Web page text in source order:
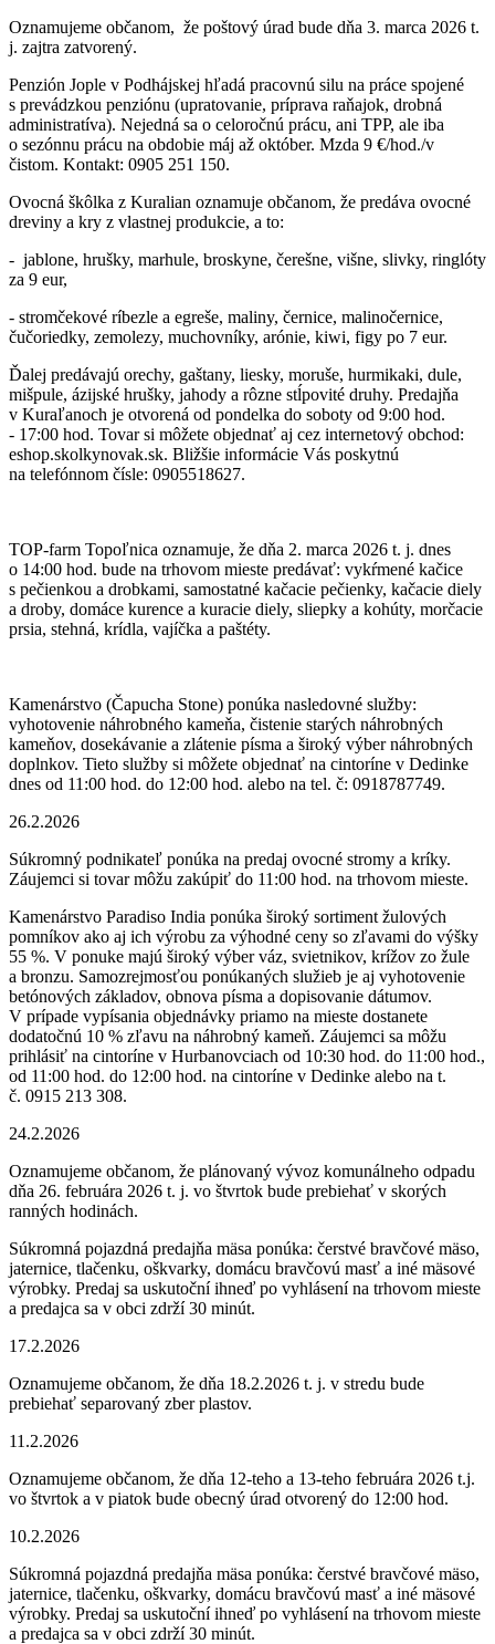
Oznamujeme občanom, že poštový úrad bude dňa 3. marca 2026 t.
j. zajtra zatvorený.
Penzión Jople v Podhájskej hľadá pracovnú silu na práce spojené
s prevádzkou penziónu (upratovanie, príprava raňajok, drobná
administratíva). Nejedná sa o celoročnú prácu, ani TPP, ale iba
o sezónnu prácu na obdobie máj až október. Mzda 9 €/hod./v
čistom. Kontakt: 0905 251 150.
Ovocná škôlka z Kuralian oznamuje občanom, že predáva ovocné
dreviny a kry z vlastnej produkcie, a to:
- jablone, hrušky, marhule, broskyne, čerešne, višne, slivky, ringlóty
za 9 eur,
- stromčekové ríbezle a egreše, maliny, černice, malinočernice,
čučoriedky, zemolezy, muchovníky, arónie, kiwi, figy po 7 eur.
Ďalej predávajú orechy, gaštany, liesky, moruše, hurmikaki, dule,
mišpule, ázijské hrušky, jahody a rôzne stĺpovité druhy. Predajňa
v Kuraľanoch je otvorená od pondelka do soboty od 9:00 hod.
- 17:00 hod. Tovar si môžete objednať aj cez internetový obchod:
eshop.skolkynovak.sk. Bližšie informácie Vás poskytnú
na telefónnom čísle: 0905518627.
TOP-farm Topoľnica oznamuje, že dňa 2. marca 2026 t. j. dnes
o 14:00 hod. bude na trhovom mieste predávať: vykŕmené kačice
s pečienkou a drobkami, samostatné kačacie pečienky, kačacie diely
a droby, domáce kurence a kuracie diely, sliepky a kohúty, morčacie
prsia, stehná, krídla, vajíčka a paštéty.
Kamenárstvo (Čapucha Stone) ponúka nasledovné služby:
vyhotovenie náhrobného kameňa, čistenie starých náhrobných
kameňov, dosekávanie a zlátenie písma a široký výber náhrobných
doplnkov. Tieto služby si môžete objednať na cintoríne v Dedinke
dnes od 11:00 hod. do 12:00 hod. alebo na tel. č: 0918787749.
26.2.2026
Súkromný podnikateľ ponúka na predaj ovocné stromy a kríky.
Záujemci si tovar môžu zakúpiť do 11:00 hod. na trhovom mieste.
Kamenárstvo Paradiso India ponúka široký sortiment žulových
pomníkov ako aj ich výrobu za výhodné ceny so zľavami do výšky
55 %. V ponuke majú široký výber váz, svietnikov, krížov zo žule
a bronzu. Samozrejmosťou ponúkaných služieb je aj vyhotovenie
betónových základov, obnova písma a dopisovanie dátumov.
V prípade vypísania objednávky priamo na mieste dostanete
dodatočnú 10 % zľavu na náhrobný kameň. Záujemci sa môžu
prihlásiť na cintoríne v Hurbanovciach od 10:30 hod. do 11:00 hod.,
od 11:00 hod. do 12:00 hod. na cintoríne v Dedinke alebo na t.
č. 0915 213 308.
24.2.2026
Oznamujeme občanom, že plánovaný vývoz komunálneho odpadu
dňa 26. februára 2026 t. j. vo štvrtok bude prebiehať v skorých
ranných hodinách.
Súkromná pojazdná predajňa mäsa ponúka: čerstvé bravčové mäso,
jaternice, tlačenku, oškvarky, domácu bravčovú masť a iné mäsové
výrobky. Predaj sa uskutoční ihneď po vyhlásení na trhovom mieste
a predajca sa v obci zdrží 30 minút.
17.2.2026
Oznamujeme občanom, že dňa 18.2.2026 t. j. v stredu bude
prebiehať separovaný zber plastov.
11.2.2026
Oznamujeme občanom, že dňa 12-teho a 13-teho februára 2026 t.j.
vo štvrtok a v piatok bude obecný úrad otvorený do 12:00 hod.
10.2.2026
Súkromná pojazdná predajňa mäsa ponúka: čerstvé bravčové mäso,
jaternice, tlačenku, oškvarky, domácu bravčovú masť a iné mäsové
výrobky. Predaj sa uskutoční ihneď po vyhlásení na trhovom mieste
a predajca sa v obci zdrží 30 minút.